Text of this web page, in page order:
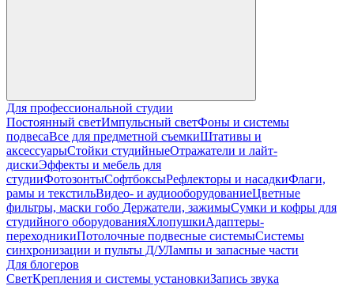
Для профессиональной студии
Постоянный светИмпульсный светФоны и системы
подвесаВсе для предметной съемкиШтативы и
аксессуарыСтойки студийныеОтражатели и лайт-
дискиЭффекты и мебель для
студииФотозонтыСофтбоксыРефлекторы и насадкиФлаги,
рамы и текстильВидео- и аудиооборудованиеЦветные
фильтры, маски гобо Держатели, зажимыСумки и кофры для
студийного оборудованияХлопушкиАдаптеры-
переходникиПотолочные подвесные системыСистемы
синхронизации и пульты Д/УЛампы и запасные части
Для блогеров
СветКрепления и системы установкиЗапись звука